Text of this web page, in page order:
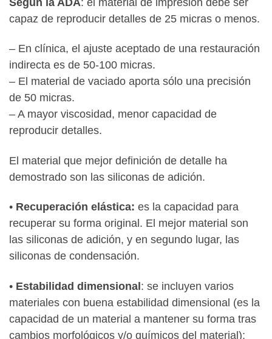
capaz de reproducir detalles de 25 micras o menos.
– En clínica, el ajuste aceptado de una restauración
indirecta es de 50-100 micras.
– El material de vaciado aporta sólo una precisión
de 50 micras.
– A mayor viscosidad, menor capacidad de
reproducir detalles.
El material que mejor definición de detalle ha
demostrado son las siliconas de adición.
• Recuperación elástica: es la capacidad para
recuperar su forma original. El mejor material son
las siliconas de adición, y en segundo lugar, las
siliconas de condensación.
• Estabilidad dimensional: se incluyen varios
materiales con buena estabilidad dimensional (es la
capacidad de un material a mantener su forma tras
cambios morfológicos y/o químicos del material):